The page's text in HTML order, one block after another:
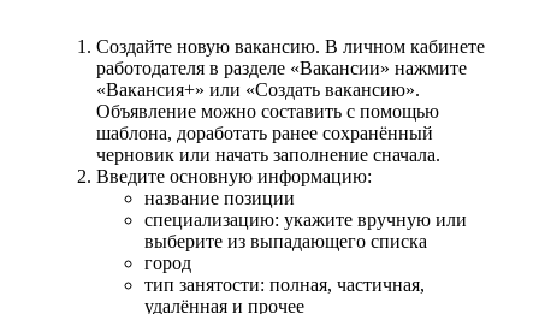
Создайте новую вакансию. В личном кабинете
работодателя в разделе «Вакансии» нажмите
«Вакансия+» или «Создать вакансию».
Объявление можно составить с помощью
шаблона, доработать ранее сохранённый
черновик или начать заполнение сначала.
Введите основную информацию:
название позиции
специализацию: укажите вручную или
выберите из выпадающего списка
город
тип занятости: полная, частичная,
удалённая и прочее